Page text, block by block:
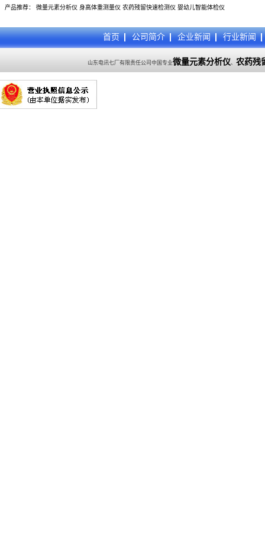
产品推荐： 微量元素分析仪 身高体重测量仪 农药残留快速检测仪 婴幼儿智能体检仪
首页 公司简介 企业新闻 行业新闻
山东电讯七厂有限责任公司中国专业微量元素分析仪、 农药残